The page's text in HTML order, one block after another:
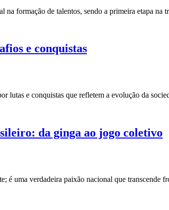
na formação de talentos, sendo a primeira etapa
e conquistas
lutas e conquistas que refletem a evolução da
da ginga ao jogo coletivo
é uma verdadeira paixão nacional que transcende